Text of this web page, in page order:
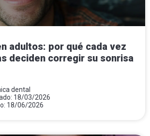
adultos: por qué cada vez
deciden corregir su sonrisa
dental
18/03/2026
18/06/2026